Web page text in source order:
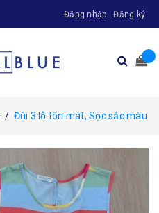
Đăng nhập Đăng ký
/ Đùi 3 lỗ tôn mát, Sọc sắc màu